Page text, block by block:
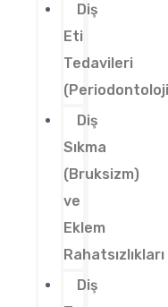
Diş
Eti
Tedavileri
Diş
Sıkma
(Bruksizm)
ve
Eklem
Rahatsızlıkları
Diş